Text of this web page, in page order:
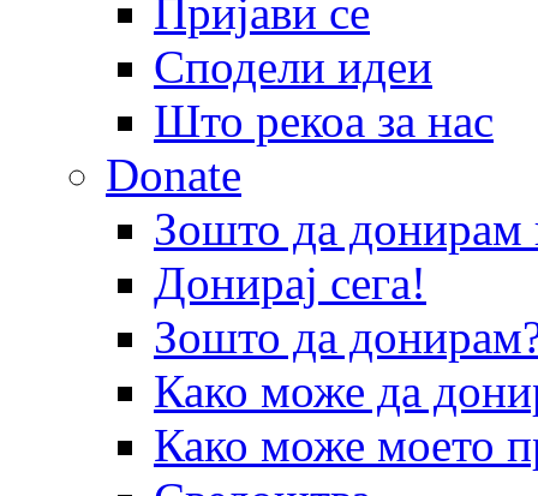
Пријави се
Сподели идеи
Што рекоа за нас
Donate
Зошто да
Донирај сега!
Зошто да
Како може да
Како може моето